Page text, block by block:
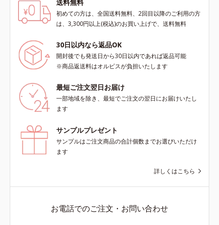
送料無料
初めての方は、全国送料無料、2回目以降のご利用の方
は、3,300円以上(税込)のお買い上げで、送料無料
30日以内なら返品OK
開封後でも発送日から30日以内であれば返品可能
※商品返送料はオルビスが負担いたします
最短ご注文翌日お届け
一部地域を除き、最短でご注文の翌日にお届けいたし
ます
サンプルプレゼント
サンプルはご注文商品の合計個数までお選びいただけ
ます
詳しくはこちら
お電話でのご注文・お問い合わせ